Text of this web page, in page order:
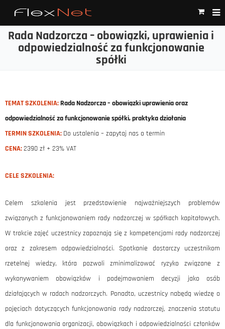
Rada Nadzorcza – obowiązki, uprawienia i
odpowiedzialność za funkcjonowanie
spółki
TEMAT SZKOLENIA: Rada Nadzorcza – obowiązki uprawienia oraz
odpowiedzialność za funkcjonowanie spółki, praktyka działania
TERMIN SZKOLENIA: Do ustalenia – zapytaj nas o termin
CENA:2390 zł + 23% VAT
CELE SZKOLENIA:
Celem szkolenia jest przedstawienie najważniejszych problemów
związanych z funkcjonowaniem rady nadzorczej w spółkach kapitałowych.
W trakcie zajęć uczestnicy zapoznają się z kompetencjami rady nadzorczej
oraz z zakresem odpowiedzialności. Spotkanie dostarczy uczestnikom
rzetelnej wiedzy, która pozwoli zminimalizować ryzyko związane z
wykonywaniem obowiązków i podejmowaniem decyzji jako osób
działających w radach nadzorczych. Ponadto, uczestnicy nabędą wiedzę o
pojęciach dotyczących funkcjonowania rady nadzorczej, znaczenia statutu
dla funkcjonowania organizacji, obowiązkach i odpowiedzialności członków